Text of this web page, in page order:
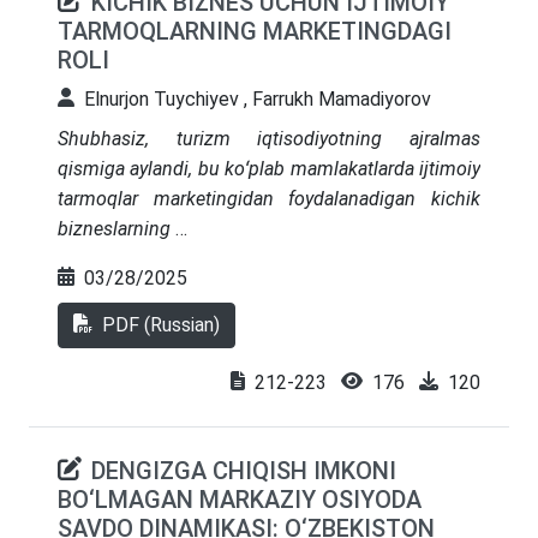
TARMOQLARNING MARKETINGDAGI
ROLI
Elnurjon Tuychiyev , Farrukh Mamadiyorov
Shubhasiz, turizm iqtisodiyotning ajralmas
qismiga aylandi, bu koʻplab mamlakatlarda ijtimoiy
tarmoqlar marketingidan foydalanadigan kichik
bizneslarning
koʻpayishiga olib keldi. Ushbu tadqiqot
axborot vositalarida obunachilarning koʻpayishi
turizm sohasidagi muayyan mahsulotlar yoki
xizmatlarga boʻlgan talabni sezilarli darajada
03/28/2025
PDF (Russian)
212-223 176 120
DENGIZGA CHIQISH IMKONI
BO‘LMAGAN MARKAZIY OSIYODA
SAVDO DINAMIKASI: O‘ZBEKISTON